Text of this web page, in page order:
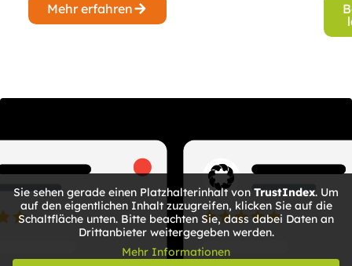
Mehr erfahren
Sie sehen gerade einen Platzhalterinhalt von TrustIndex. Um
auf den eigentlichen Inhalt zuzugreifen, klicken Sie auf die
Schaltfläche unten. Bitte beachten Sie, dass dabei Daten an
Drittanbieter weitergegeben werden.
Mehr Informationen